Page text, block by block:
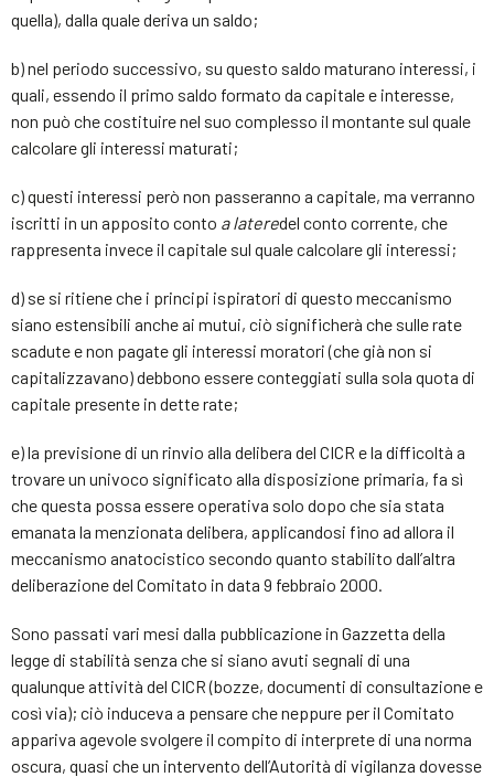
quella), dalla quale deriva un saldo;
b) nel periodo successivo, su questo saldo maturano interessi, i
quali, essendo il primo saldo formato da capitale e interesse,
non può che costituire nel suo complesso il montante sul quale
calcolare gli interessi maturati;
c) questi interessi però non passeranno a capitale, ma verranno
iscritti in un apposito conto a lateredel conto corrente, che
rappresenta invece il capitale sul quale calcolare gli interessi;
d) se si ritiene che i principi ispiratori di questo meccanismo
siano estensibili anche ai mutui, ciò significherà che sulle rate
scadute e non pagate gli interessi moratori (che già non si
capitalizzavano) debbono essere conteggiati sulla sola quota di
capitale presente in dette rate;
e) la previsione di un rinvio alla delibera del CICR e la difficoltà a
trovare un univoco significato alla disposizione primaria, fa sì
che questa possa essere operativa solo dopo che sia stata
emanata la menzionata delibera, applicandosi fino ad allora il
meccanismo anatocistico secondo quanto stabilito dall’altra
deliberazione del Comitato in data 9 febbraio 2000.
Sono passati vari mesi dalla pubblicazione in Gazzetta della
legge di stabilità senza che si siano avuti segnali di una
qualunque attività del CICR (bozze, documenti di consultazione e
così via); ciò induceva a pensare che neppure per il Comitato
appariva agevole svolgere il compito di interprete di una norma
oscura, quasi che un intervento dell’Autorità di vigilanza dovesse